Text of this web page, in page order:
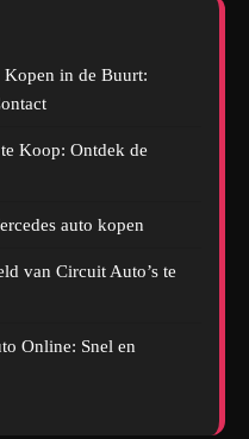
Kopen in de Buurt:
Koop: Ontdek de
auto kopen
van Circuit Auto’s te
Online: Snel en